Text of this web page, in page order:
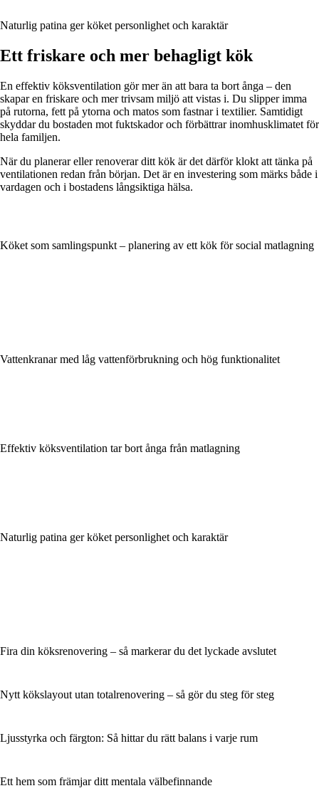
Naturlig patina ger köket personlighet och karaktär
Ett friskare och mer behagligt kök
En effektiv köksventilation gör mer än att bara ta bort ånga – den
skapar en friskare och mer trivsam miljö att vistas i. Du slipper imma
på rutorna, fett på ytorna och matos som fastnar i textilier. Samtidigt
skyddar du bostaden mot fuktskador och förbättrar inomhusklimatet för
hela familjen.
När du planerar eller renoverar ditt kök är det därför klokt att tänka på
ventilationen redan från början. Det är en investering som märks både i
vardagen och i bostadens långsiktiga hälsa.
Köket som samlingspunkt – planering av ett kök för social matlagning
Vattenkranar med låg vattenförbrukning och hög funktionalitet
Effektiv köksventilation tar bort ånga från matlagning
Naturlig patina ger köket personlighet och karaktär
Fira din köksrenovering – så markerar du det lyckade avslutet
Nytt kökslayout utan totalrenovering – så gör du steg för steg
Ljusstyrka och färgton: Så hittar du rätt balans i varje rum
Ett hem som främjar ditt mentala välbefinnande